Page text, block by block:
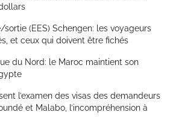
sortie (EES) Schengen: les voyageurs
et ceux qui doivent être fichés
du Nord: le Maroc maintient son
l’examen des visas des demandeurs
et Malabo, l’incompréhension à